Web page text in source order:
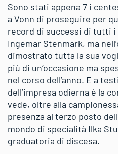
Sono stati appena 7 i
a Vonn di proseguire per
record di successi di tutti
Ingemar Stenmark, ma
dimostrato tutta la sua
più di un’occasione ma
nel corso dell’anno. E a
dell’impresa odierna è la
vede, oltre alla
presenza al terzo posto
mondo di specialità Ilka
graduatoria di discesa.